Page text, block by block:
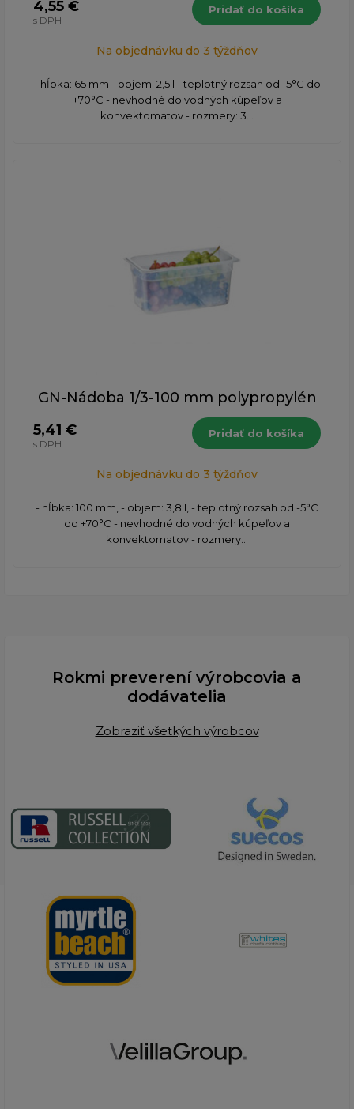
4,55 €
s DPH
Pridať do košíka
Na objednávku do 3 týždňov
- hĺbka: 65 mm - objem: 2,5 l - teplotný rozsah od -5°C do
+70°C - nevhodné do vodných kúpeľov a
konvektomatov - rozmery: 3...
GN-Nádoba 1/3-100 mm polypropylén
5,41 €
s DPH
Pridať do košíka
Na objednávku do 3 týždňov
- hĺbka: 100 mm, - objem: 3,8 l, - teplotný rozsah od -5°C
do +70°C - nevhodné do vodných kúpeľov a
konvektomatov - rozmery...
Rokmi preverení výrobcovia a
dodávatelia
Zobraziť všetkých výrobcov